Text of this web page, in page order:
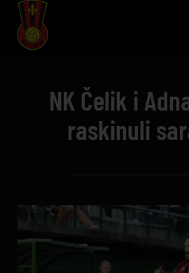
NK Čelik i
raskinuli